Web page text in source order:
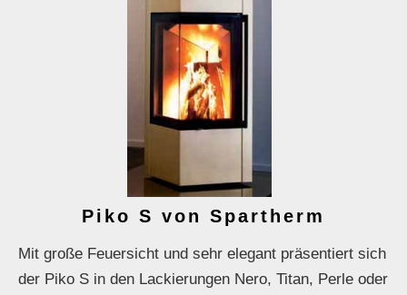
Piko S von Spartherm
Mit große Feuersicht und sehr elegant präsentiert sich
der Piko S in den Lackierungen Nero, Titan, Perle oder